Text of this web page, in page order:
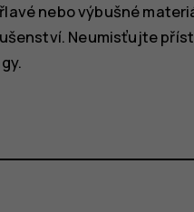
nebo výbušné
Neumisťujte